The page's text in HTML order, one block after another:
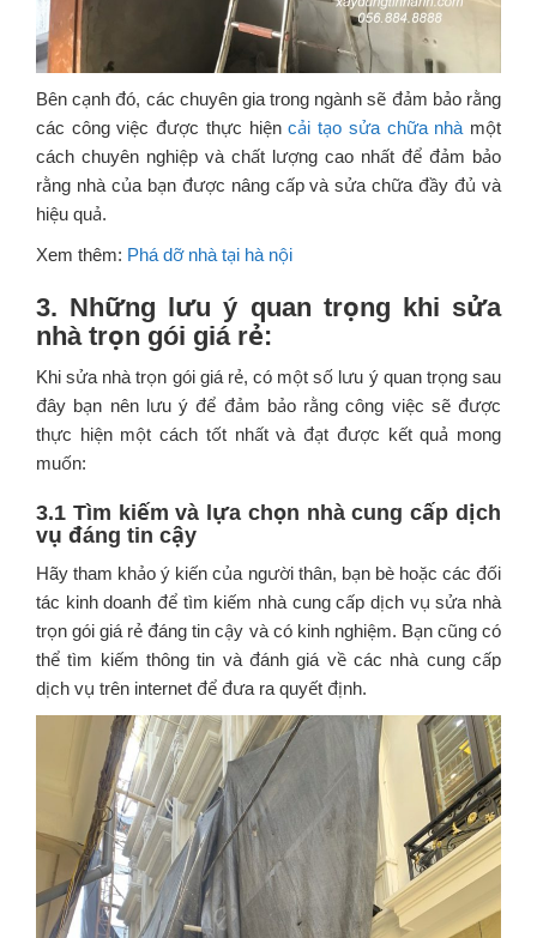
Bên cạnh đó, các chuyên gia trong ngành sẽ đảm bảo rằng
các công việc được thực hiệncải tạo sửa chữa nhà một
cách chuyên nghiệp và chất lượng cao nhất để đảm bảo
rằng nhà của bạn được nâng cấp và sửa chữa đầy đủ và
hiệu quả.
Xem thêm: Phá dỡ nhà tại hà nội
3. Những lưu ý quan trọng khi sửa
nhà trọn gói giá rẻ:
Khi sửa nhà trọn gói giá rẻ, có một số lưu ý quan trọng sau
đây bạn nên lưu ý để đảm bảo rằng công việc sẽ được
thực hiện một cách tốt nhất và đạt được kết quả mong
muốn:
3.1 Tìm kiếm và lựa chọn nhà cung cấp dịch
vụ đáng tin cậy
Hãy tham khảo ý kiến của người thân, bạn bè hoặc các đối
tác kinh doanh để tìm kiếm nhà cung cấp dịch vụ sửa nhà
trọn gói giá rẻ đáng tin cậy và có kinh nghiệm. Bạn cũng có
thể tìm kiếm thông tin và đánh giá về các nhà cung cấp
dịch vụ trên internet để đưa ra quyết định.